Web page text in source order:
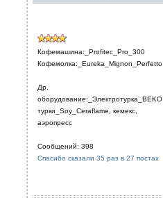
Кофемашина:_Profitec_Pro_300
Кофемолка:_Eureka_Mignon_Perfetto
Др.
оборудование:_Электротурка_BEKO,
турки_Soy_Ceraflame, кемекс,
аэропресс
Сообщений: 398
Спасибо сказали 35 раз в 27 постах